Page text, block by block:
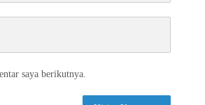
saya berikutnya.